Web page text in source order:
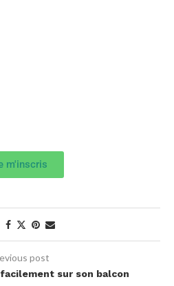
m'inscris
post
sur son balcon